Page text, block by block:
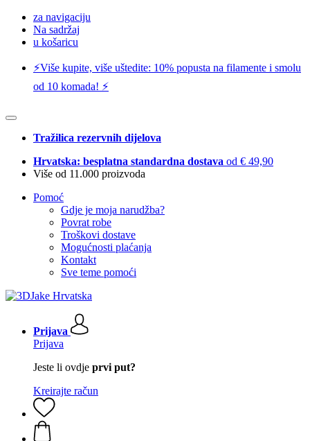
za navigaciju
Na sadržaj
u košaricu
⚡️Više kupite, više uštedite: 10% popusta na filamente i smolu
od 10 komada! ⚡️
Tražilica rezervnih dijelova
Hrvatska: besplatna standardna dostava od € 49,90
Više od 11.000 proizvoda
Pomoć
Gdje je moja narudžba?
Povrat robe
Troškovi dostave
Mogućnosti plaćanja
Kontakt
Sve teme pomoći
Prijava
Prijava
Jeste li ovdje prvi put?
Kreirajte račun